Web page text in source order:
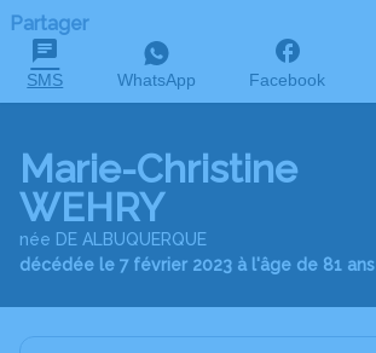
Partager
SMS WhatsApp Facebook
Marie-Christine
WEHRY
née DE ALBUQUERQUE
décédée le 7 février 2023 à l'âge de 81 ans